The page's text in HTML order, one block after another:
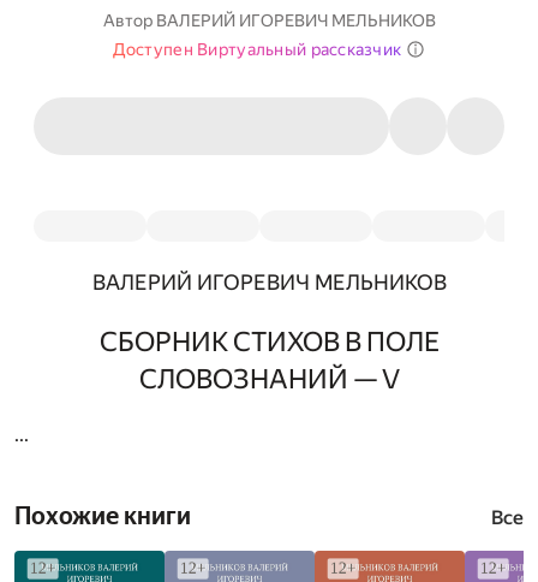
Автор ВАЛЕРИЙ ИГОРЕВИЧ МЕЛЬНИКОВ
Доступен Виртуальный рассказчик
ВАЛЕРИЙ ИГОРЕВИЧ МЕЛЬНИКОВ
СБОРНИК СТИХОВ В ПОЛЕ
СЛОВОЗНАНИЙ — V
...
Похожие книги Все